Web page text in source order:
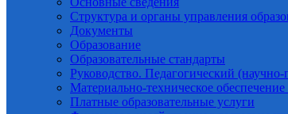
Структура и органы управления
Документы
Образование
Образовательные стандарты
Руководство. Педагогический (научно-
Материально-техническое
Платные образовательные услуги